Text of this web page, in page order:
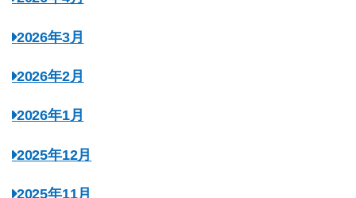
2026年3月
2026年2月
2026年1月
2025年12月
2025年11月